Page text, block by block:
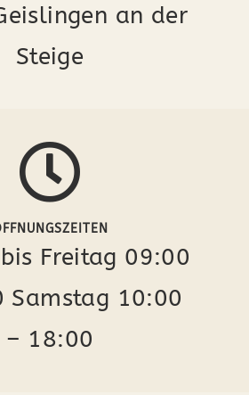
an der
Steige
Freitag 09:00
Samstag 10:00
– 18:00